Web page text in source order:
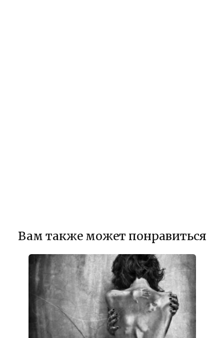
Вам также может понравиться